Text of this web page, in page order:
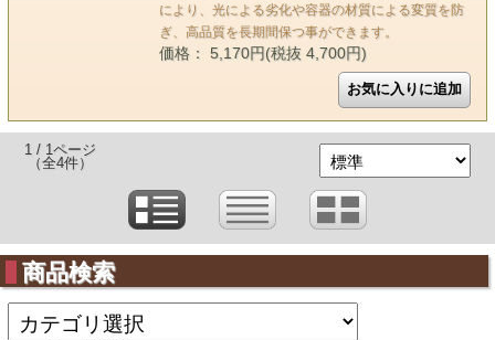
により、光による劣化や容器の材質による変質を防
ぎ、高品質を長期間保つ事ができます。
価格： 5,170円(税抜 4,700円)
1 / 1ページ
（全4件）
商品検索